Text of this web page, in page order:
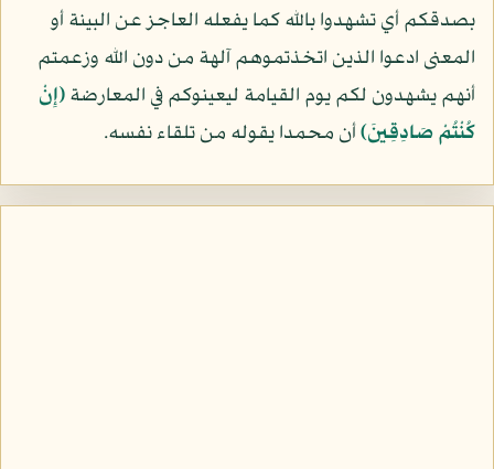
بصدقكم أي تشهدوا بالله كما يفعله العاجز عن البينة أو
المعنى ادعوا الذين اتخذتموهم آلهة من دون الله وزعمتم
أنهم يشهدون لكم يوم القيامة ليعينوكم في المعارضة﴿إِنْ
كُنْتُمْ صَادِقِينَ﴾أن محمدا يقوله من تلقاء نفسه.